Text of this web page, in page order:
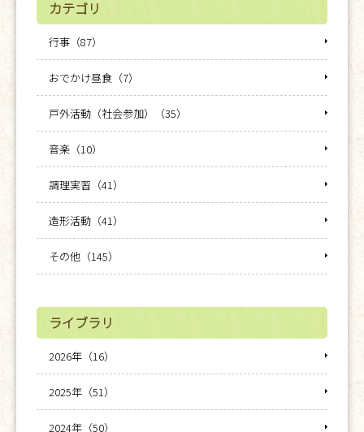
カテゴリ
行事（87）
おでかけ昼食（7）
戸外活動（社会参加）（35）
音楽（10）
調理実習（41）
造形活動（41）
その他（145）
ライブラリ
2026年（16）
2025年（51）
2024年（50）